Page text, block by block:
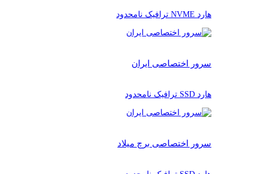
هارد NVME ترافیک نامحدود
سرور اختصاصی ایران
هارد SSD ترافیک نامحدود
سرور اختصاصی برچ میلاد